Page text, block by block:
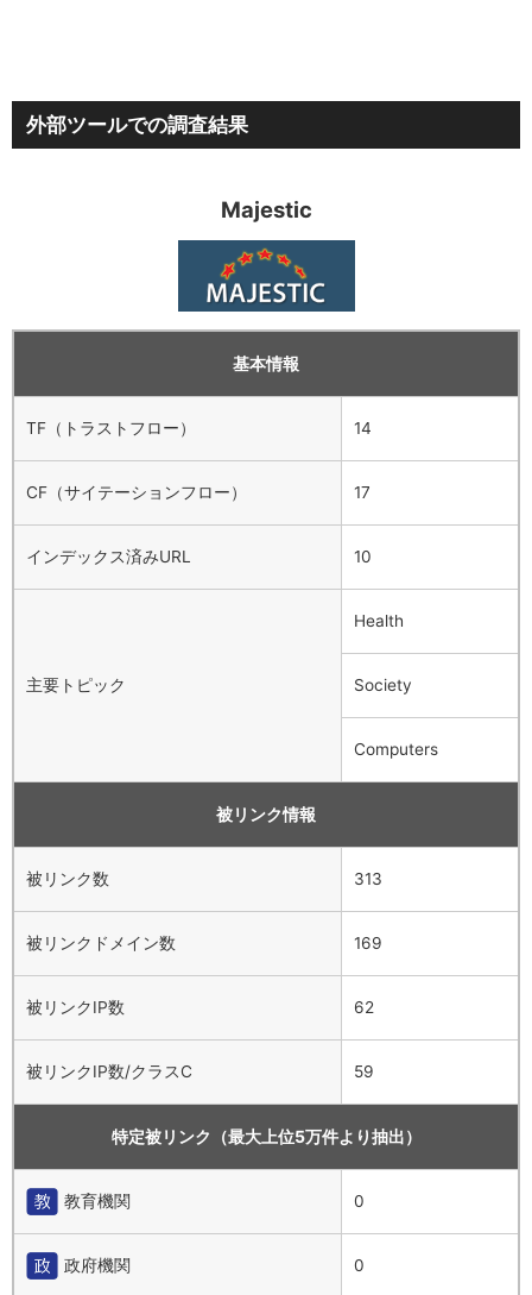
外部ツールでの調査結果
Majestic
基本情報
TF（トラストフロー） 14
CF（サイテーションフロー） 17
インデックス済みURL 10
主要トピック
Health
Society
Computers
被リンク情報
被リンク数 313
被リンクドメイン数 169
被リンクIP数 62
被リンクIP数/クラスC 59
特定被リンク（最大上位5万件より抽出）
教育機関 0
政府機関 0